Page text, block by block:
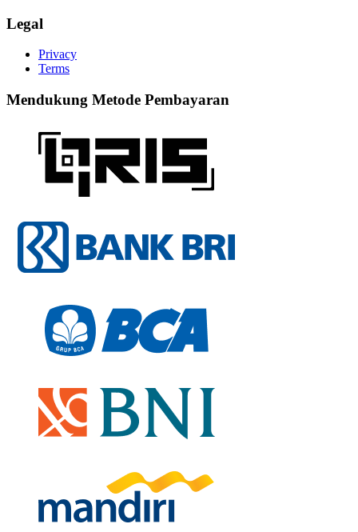
Legal
Privacy
Terms
Mendukung Metode Pembayaran